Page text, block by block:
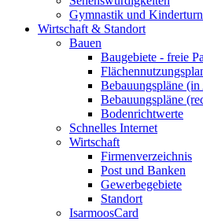
Gymnastik und
Wirtschaft & Standort
Bauen
Baugebiete - freie
Bebauungspläne
Bebauungspläne
Bodenrichtwerte
Schnelles Internet
Wirtschaft
Firmenverzeichnis
Post und Banken
Gewerbegebiete
Standort
IsarmoosCard